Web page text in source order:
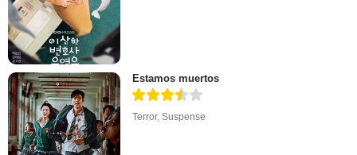
Estamos muertos
Terror,Suspense